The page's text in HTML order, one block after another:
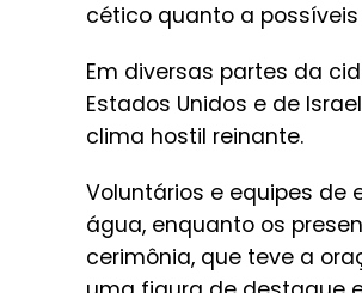
cético quanto a
Em diversas partes da
Estados Unidos e de
clima hostil reinante.
Voluntários e equipes
água, enquanto os
cerimônia, que teve a